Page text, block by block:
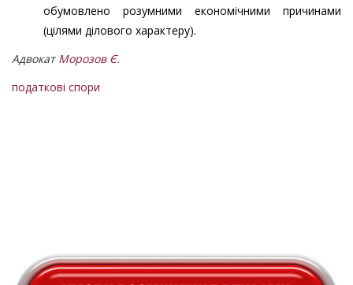
обумовлено розумними економічними причинами
(цілями ділового характеру).
Адвокат Морозов Є.
податкові спори